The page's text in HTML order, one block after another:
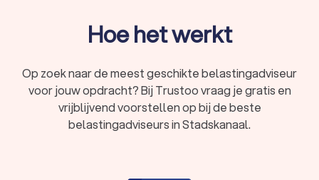
Btw-advies: met een goed btw-advies zorg je voor een
overzicht van de financiële situatie van een bedrijf
opstellen. Dit wordt ook wel een financieel jaarverslag
genoemd.
In Stadskanaal hebben wij 450 goede belastingadviseurs
Hoe het werkt
Op zoek naar de meest geschikte belastingadviseur
voor jouw opdracht? Bij Trustoo vraag je gratis en
vrijblijvend voorstellen op bij de beste
belastingadviseurs in Stadskanaal.